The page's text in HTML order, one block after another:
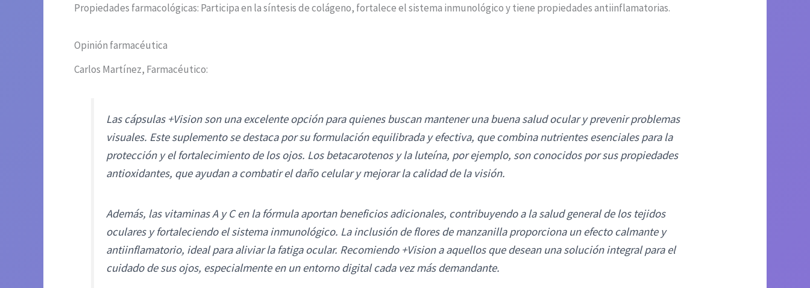
Propiedades farmacológicas: Participa en la síntesis de colágeno, fortalece el sistema inmunológico y tiene propiedades antiinflamatorias.
Opinión farmacéutica
Carlos Martínez, Farmacéutico:
Las cápsulas +Vision son una excelente opción para quienes buscan mantener una buena salud ocular y prevenir problemas
visuales. Este suplemento se destaca por su formulación equilibrada y efectiva, que combina nutrientes esenciales para la
protección y el fortalecimiento de los ojos. Los betacarotenos y la luteína, por ejemplo, son conocidos por sus propiedades
antioxidantes, que ayudan a combatir el daño celular y mejorar la calidad de la visión.
Además, las vitaminas A y C en la fórmula aportan beneficios adicionales, contribuyendo a la salud general de los tejidos
oculares y fortaleciendo el sistema inmunológico. La inclusión de flores de manzanilla proporciona un efecto calmante y
antiinflamatorio, ideal para aliviar la fatiga ocular. Recomiendo +Vision a aquellos que desean una solución integral para el
cuidado de sus ojos, especialmente en un entorno digital cada vez más demandante.